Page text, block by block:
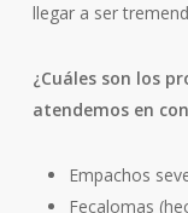
llegar a ser
¿Cuáles son los
atendemos en
Empachos
Fecalomas